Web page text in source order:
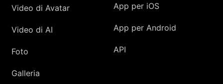
Video di Avatar
Video di AI
Foto
Galleria
App per iOS
App per Android
API